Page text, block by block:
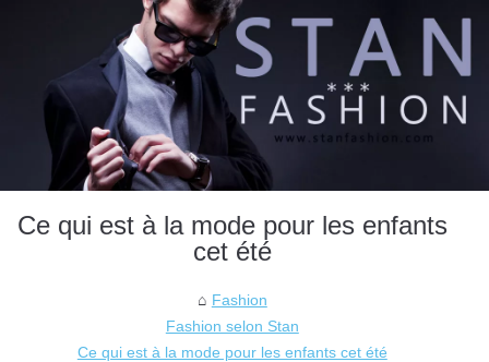
Ce qui est à la mode pour les enfants
cet été
Fashion
Fashion selon Stan
Ce qui est à la mode pour les enfants cet été